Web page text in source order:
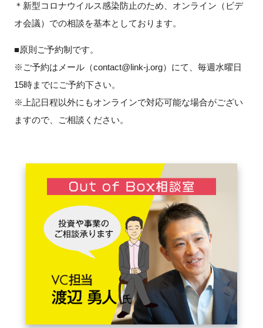
ニュース・掲示板
特別会員
施設・アクセス
＊新型コロナウイルス感染防止のため、オンライン（ビデ
オ会議）での相談を基本としております。
■原則ご予約制です。
※ご予約はメール（contact@link-j.org）にて、毎週水曜日
15時までにご予約下さい。
※上記日程以外にもオンラインで対応可能な場合がござい
ますので、ご相談ください。